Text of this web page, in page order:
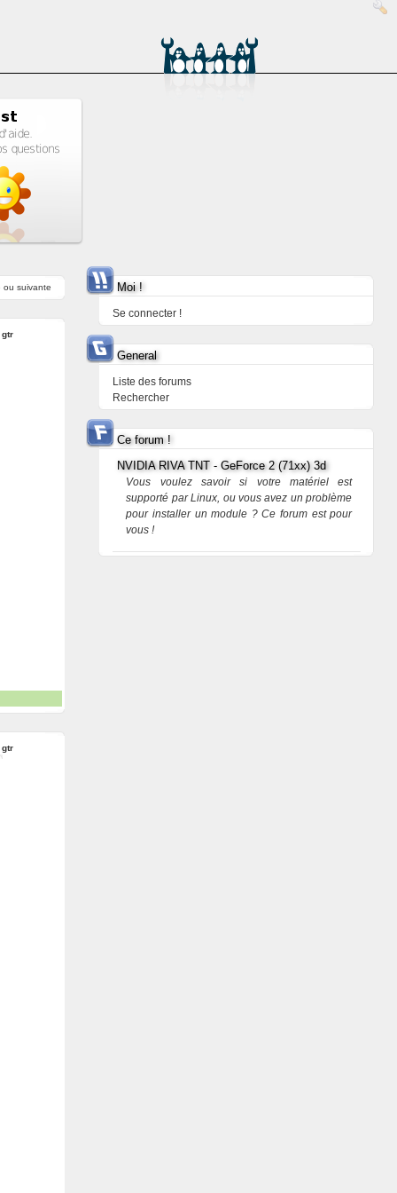
ou suivante
gtr
gtr
Moi !
Se connecter !
General
Liste des forums
Rechercher
Ce forum !
NVIDIA RIVA TNT - GeForce 2 (71xx) 3d
Vous voulez savoir si votre matériel est
supporté par Linux, ou vous avez un problème
pour installer un module ? Ce forum est pour
vous !